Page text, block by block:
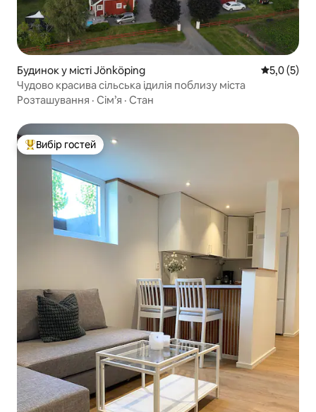
Будинок у місті Jönköping Середня
5,0 (5)
Чудово красива сільська ідилія поблизу міста
Розташування · Сім’я · Стан
Топ вибір гостей
Вибір гостей